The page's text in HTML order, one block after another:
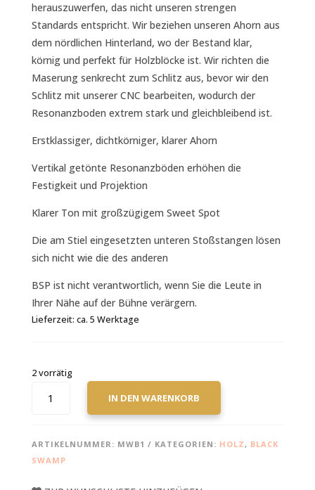
herauszuwerfen, das nicht unseren strengen
Standards entspricht. Wir beziehen unseren Ahorn aus
dem nördlichen Hinterland, wo der Bestand klar,
körnig und perfekt für Holzblöcke ist. Wir richten die
Maserung senkrecht zum Schlitz aus, bevor wir den
Schlitz mit unserer CNC bearbeiten, wodurch der
Resonanzboden extrem stark und gleichbleibend ist.
Erstklassiger, dichtkörniger, klarer Ahorn
Vertikal getönte Resonanzböden erhöhen die
Festigkeit und Projektion
Klarer Ton mit großzügigem Sweet Spot
Die am Stiel eingesetzten unteren Stoßstangen lösen
sich nicht wie die des anderen
BSP ist nicht verantwortlich, wenn Sie die Leute in
Ihrer Nähe auf der Bühne verärgern.
Lieferzeit: ca. 5 Werktage
2 vorrätig
SWAMP
IN DEN WARENKORB
ARTIKELNUMMER: MWB1 KATEGORIEN: HOLZ, BLACK
SWAMP